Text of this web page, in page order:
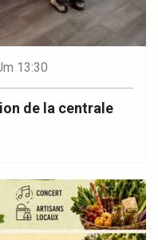
13:30
de la centrale